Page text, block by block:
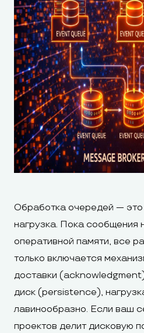
Обработка очередей —
нагрузка. Пока сообщения
оперативной памяти, все
только включается
доставки
диск (persistence),
лавинообразно. Если ваш
проектов делит дисковую